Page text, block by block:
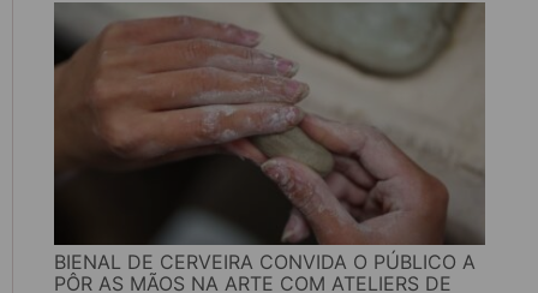
BIENAL DE CERVEIRA CONVIDA O PÚBLICO A
PÔR AS MÃOS NA ARTE COM ATELIERS DE